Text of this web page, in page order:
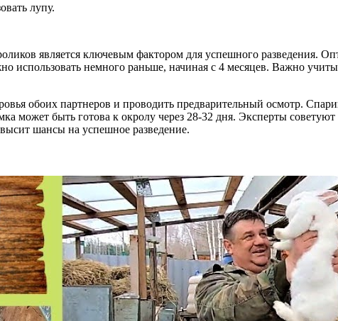
лупу.
является ключевым фактором для успешного разведения.
использовать немного раньше, начиная с 4 месяцев. Важно
обоих партнеров и проводить предварительный осмотр.
может быть готова к окролу через 28-32 дня. Эксперты советуют
шансы на успешное разведение.